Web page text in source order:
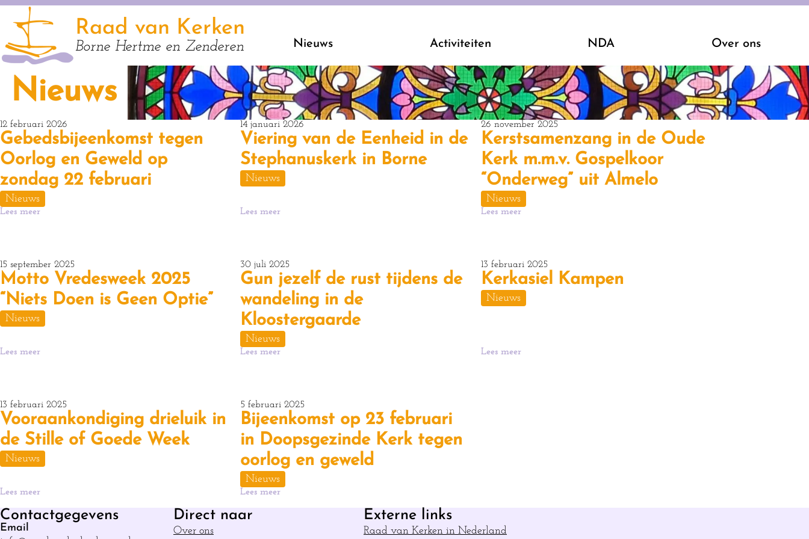
Raad van Kerken
Borne Hertme en Zenderen Nieuws Activiteiten NDA Over ons
Nieuws
12 februari 2026
Gebedsbijeenkomst tegen
Oorlog en Geweld op
zondag 22 februari
Nieuws
Lees meer
14 januari 2026
Viering van de Eenheid in de
Stephanuskerk in Borne
Nieuws
Lees meer
26 november 2025
Kerstsamenzang in de Oude
Kerk m.m.v. Gospelkoor
“Onderweg” uit Almelo
Nieuws
Lees meer
15 september 2025
Motto Vredesweek 2025
“Niets Doen is Geen Optie”
Nieuws
Lees meer
30 juli 2025
Gun jezelf de rust tijdens de
wandeling in de
Kloostergaarde
Nieuws
Lees meer
13 februari 2025
Kerkasiel Kampen
Nieuws
Lees meer
13 februari 2025
Vooraankondiging drieluik in
de Stille of Goede Week
Nieuws
Lees meer
5 februari 2025
Bijeenkomst op 23 februari
in Doopsgezinde Kerk tegen
oorlog en geweld
Nieuws
Lees meer
Contactgegevens
Email
Direct naar
Over ons
Externe links
Raad van Kerken in Nederland